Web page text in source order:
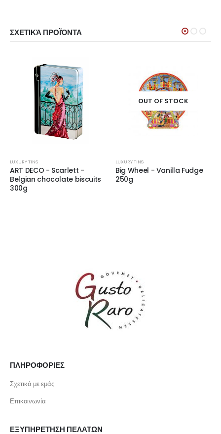
ΣΧΕΤΙΚΆ ΠΡΟΪΌΝΤΑ
LUXURY TINS
ART DECO - Scarlett -
Belgian chocolate biscuits
300g
OUT OF STOCK
LUXURY TINS
Big Wheel - Vanilla Fudge
250g
ΠΛΗΡΟΦΟΡΙΕΣ
Σχετικά με εμάς
Επικοινωνία
ΕΞΥΠΗΡΕΤΗΣΗ ΠΕΛΑΤΩΝ